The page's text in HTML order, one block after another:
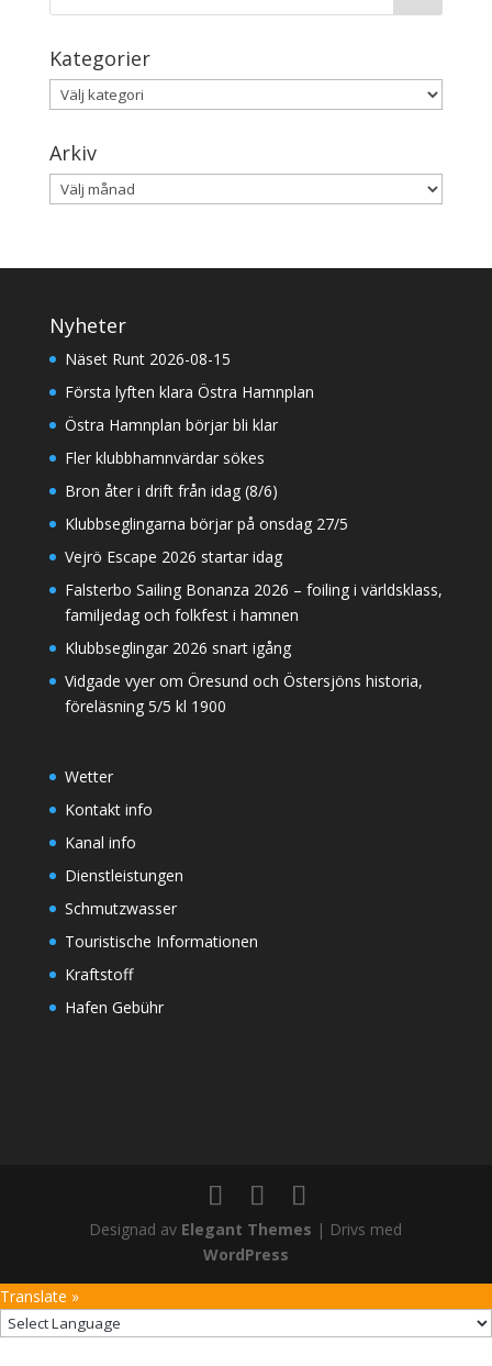
Kategorier
Kategorier
Arkiv
Arkiv
Nyheter
Näset Runt 2026-08-15
Första lyften klara Östra Hamnplan
Östra Hamnplan börjar bli klar
Fler klubbhamnvärdar sökes
Bron åter i drift från idag (8/6)
Klubbseglingarna börjar på onsdag 27/5
Vejrö Escape 2026 startar idag
Falsterbo Sailing Bonanza 2026 – foiling i världsklass,
familjedag och folkfest i hamnen
Klubbseglingar 2026 snart igång
Vidgade vyer om Öresund och Östersjöns historia,
föreläsning 5/5 kl 1900
Wetter
Kontakt info
Kanal info
Dienstleistungen
Schmutzwasser
Touristische Informationen
Kraftstoff
Hafen Gebühr
Designad av Elegant Themes | Drivs med
WordPress
Translate »